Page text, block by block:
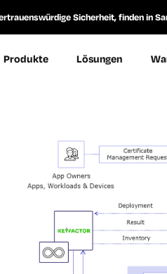
Sicherheit, finden in
Produkte Lösungen